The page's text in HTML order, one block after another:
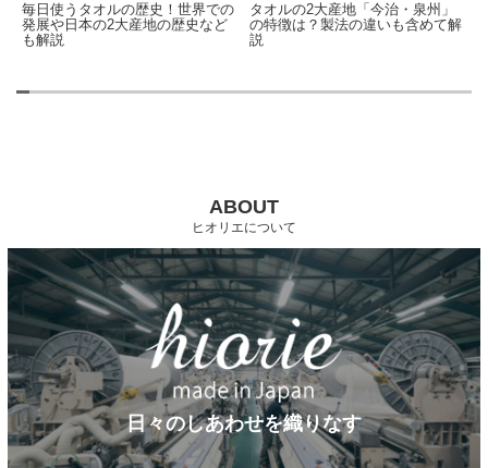
タオルの2大産地「今治・泉州」
の特徴は？製法の違いも含めて解
説
タオルはどう作られる？使い心地
を左右する製造工程を解説
ABOUT
ヒオリエについて
日々のしあわせを織りなす